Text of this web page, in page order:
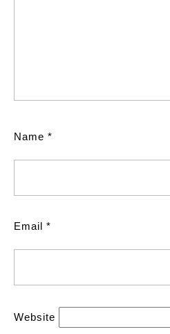
Name *
Email *
Website